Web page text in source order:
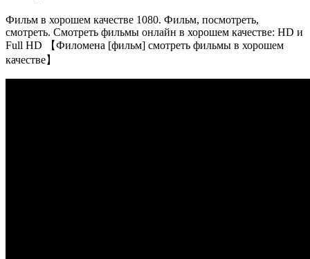
Фильм в хорошем качестве 1080. Фильм, посмотреть,
смотреть. Смотреть фильмы онлайн в хорошем качестве: HD и
Full HD 【Филомена [фильм] смотреть фильмы в хорошем
качестве】